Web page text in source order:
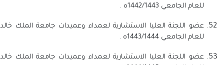
للعام الجامعي 1442/1443ه .
عضو اللجنة العليا الاستشارية لعمداء وعميدات جامعة الملك خالد
للعام الجامعي 1443/1444ه .
عضو اللجنة العليا الاستشارية لعمداء وعميدات جامعة الملك خالد